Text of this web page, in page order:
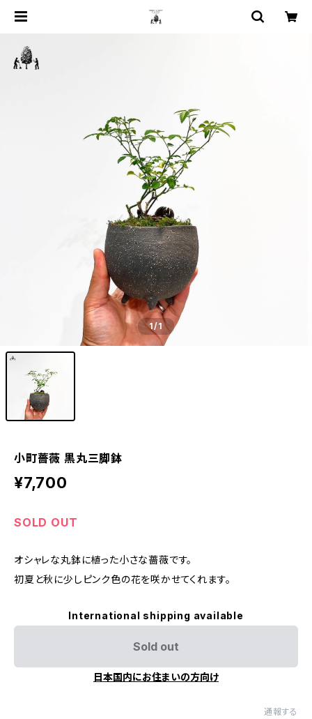
1/1
小町薔薇 黒丸三脚鉢
¥7,700
SOLD OUT
オシャレな丸鉢に植った小さな薔薇です。
初夏と秋に少しピンク色の花を咲かせてくれます。
International shipping available
Sold out
日本国内にお住まいの方向け
通報する